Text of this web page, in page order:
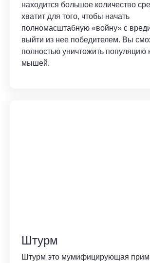
находится большое количество
хватит для того, чтобы начать
полномасштабную «войну» с
выйти из нее победителем. Вы
полностью уничтожить популяцию
мышей.
Штурм
Штурм это мумифицирующая